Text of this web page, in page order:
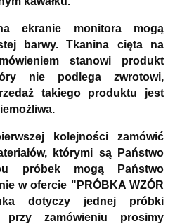
ekranie monitora mogą
barwy. Tkanina cięta na
stanowi produkt
nie podlega zwrotowi,
takiego produktu jest
kolejności zamówić
którymi są Państwo
próbek mogą Państwo
w ofercie "PRÓBKA WZÓR
dotyczy jednej próbki
przy zamówieniu prosimy